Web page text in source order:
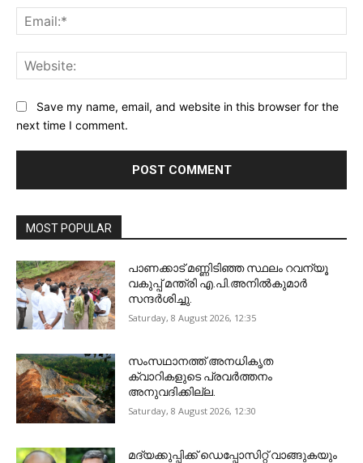
Save my name, email, and website in this browser for the
next time I comment.
MOST POPULAR
പാണക്കാട് മണ്ണിടിഞ്ഞ സ്ഥലം റവന്യൂ
വകുപ്പ് മന്ത്രി എ.പി.അനിൽകുമാർ
സന്ദർശിച്ചു.
Saturday, 8 August 2026, 12:35
സംസഥാനത്ത് അനധികൃത
ക്വാറികളുടെ പ്രവര്‍ത്തനം
അനുവദിക്കില്ല.
Saturday, 8 August 2026, 12:30
മദ്യക്കുപ്പിക്ക് ഡെപ്പോസിറ്റ് വാങ്ങുകയും